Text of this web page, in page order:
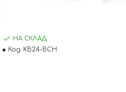
НА СКЛАД
Код: KB24-BCH